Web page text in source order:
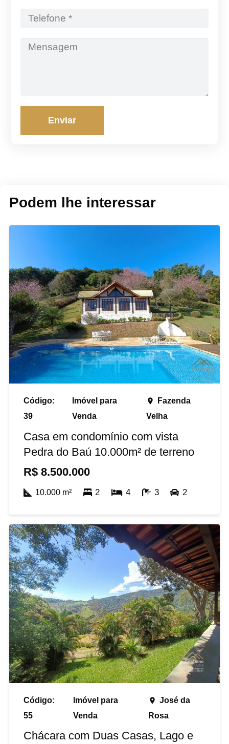
Enviar
Podem lhe interessar
Código:
39
Imóvel para
Venda
place
Fazenda
Velha
Casa em condomínio com vista
Pedra do Baú 10.000m² de terreno
R$8.500.000
10.000m² 2 4 3 2
Código:
55
Imóvel para
Venda
place José da
Rosa
Chácara com Duas Casas, Lago e